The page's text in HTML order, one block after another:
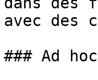
avec des
### Ad hoc